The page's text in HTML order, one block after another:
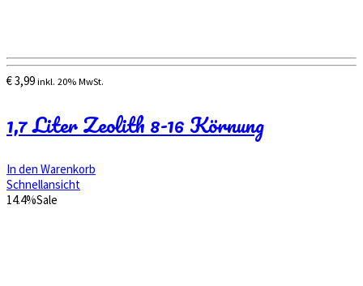
€3,99 inkl. 20% MwSt.
1,7 Liter Zeolith 8-16 Körnung
In den Warenkorb
Schnellansicht
14.4%Sale